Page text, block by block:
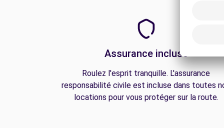
Assurance incluse
Roulez l'esprit tranquille. L'assurance
responsabilité civile est incluse dans toutes
locations pour vous protéger sur la route.